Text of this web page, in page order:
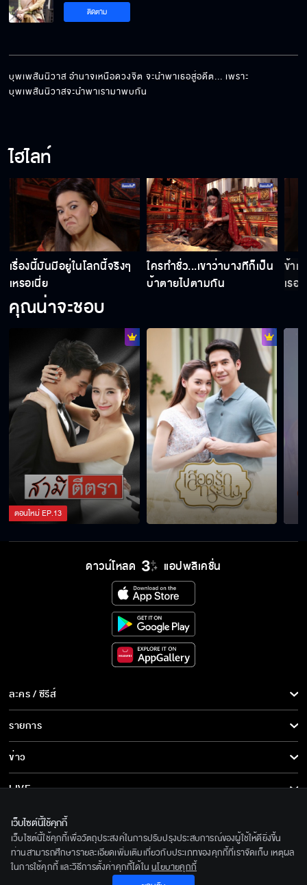
พระจันทร์สวย
ขอเวลาข้าคิด...สักน้อยเถอะเจ้าค่ะ
ออเจ้าพูดกับผู้ใด
ผมบนหัวของข้า จะหวียังไงมันก็เรื่องของข้า
สมใจแล้วสินะเจ้าคะ
ข้ากับตาหมื่นขี้เก๊ก เป็นคู่หมายกัน!!
ออเจ้าเป็นใคร!!
ใช้ร่างของข้าทำความดี
บุพเพสันนิวาส วันนี้เสนอตอนแรก
ติดตาม
บุพเพสันนิวาส อำนาจเหนือดวงจิต จะนำพาเธอสู่อดีต... เพราะ
บุพเพสันนิวาสจะนำพาเรามาพบกัน
ไฮไลท์
เรื่องนี้มันมีอยู่ในโลกนี้จริงๆ
เหรอเนี่ย
ใครทำชั่ว...เขาว่าบางทีก็เป็น
บ้าตายไปตามกัน
ข้าเ
เรอะ
คุณน่าจะชอบ
ตอนใหม่EP.13
ดาวน์โหลด แอปพลิเคชั่น
ละคร / ซีรีส์
ละคร/ซีรีส์
ซีรีส์นานาชาติ
การ์ตูน & เกม
รายการ
รายการทั้งหมด
ข่าว
ข่าวทั้งหมด
ข่าวประชาสัมพันธ์
LIVE
เกี่ยวกับเรา
BEC World
รู้จักเรา
ติดตามเราได้ที่
เว็บไซต์นี้ใช้คุกกี้
เว็บไซต์นี้ใช้คุกกี้เพื่อวัตถุประสงค์ในการปรับปรุงประสบการณ์ของผู้ใช้ให้ดียิ่งขึ้น
ท่านสามารถศึกษารายละเอียดเพิ่มเติมเกี่ยวกับประเภทของคุกกี้ที่เราจัดเก็บ เหตุผล
ในการใช้คุกกี้ และวิธีการตั้งค่าคุกกี้ได้ใน นโยบายคุกกี้